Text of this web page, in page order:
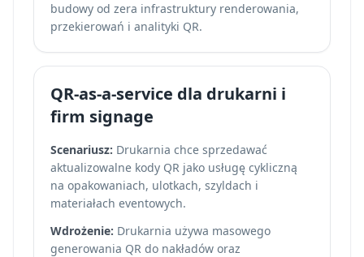
budowy od zera infrastruktury renderowania,
przekierowań i analityki QR.
QR-as-a-service dla drukarni i
firm signage
Scenariusz: Drukarnia chce sprzedawać
aktualizowalne kody QR jako usługę cykliczną
na opakowaniach, ulotkach, szyldach i
materiałach eventowych.
Wdrożenie: Drukarnia używa masowego
generowania QR do nakładów oraz